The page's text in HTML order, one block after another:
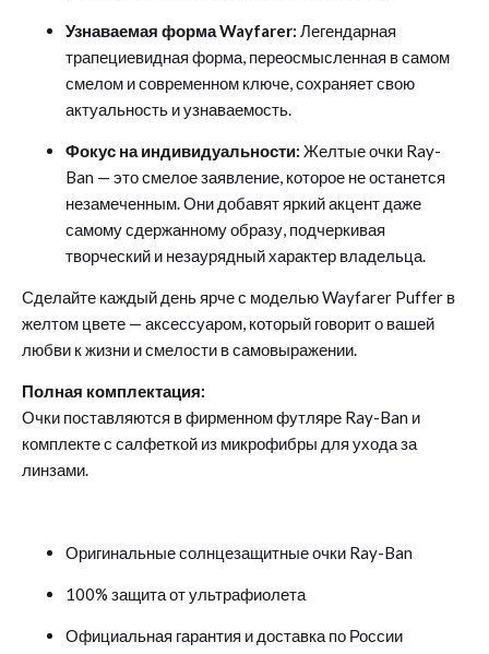
Узнаваемая форма Wayfarer: Легендарная
трапециевидная форма, переосмысленная в самом
смелом и современном ключе, сохраняет свою
актуальность и узнаваемость.
Фокус на индивидуальности: Желтые очки Ray-
Ban — это смелое заявление, которое не останется
незамеченным. Они добавят яркий акцент даже
самому сдержанному образу, подчеркивая
творческий и незаурядный характер владельца.
Сделайте каждый день ярче с моделью Wayfarer Puffer в
желтом цвете — аксессуаром, который говорит о вашей
любви к жизни и смелости в самовыражении.
Полная комплектация:
Очки поставляются в фирменном футляре Ray-Ban и
комплекте с салфеткой из микрофибры для ухода за
линзами.
Оригинальные солнцезащитные очки Ray-Ban
100% защита от ультрафиолета
Официальная гарантия и доставка по России